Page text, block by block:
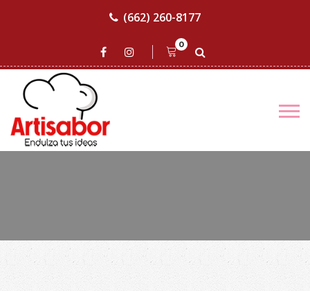
(662) 260-8177
0